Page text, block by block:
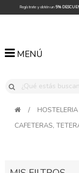
Regístrate y obtén un 5%
MENÚ
MENÚ
/ HOSTELERIA
CAFETERAS,